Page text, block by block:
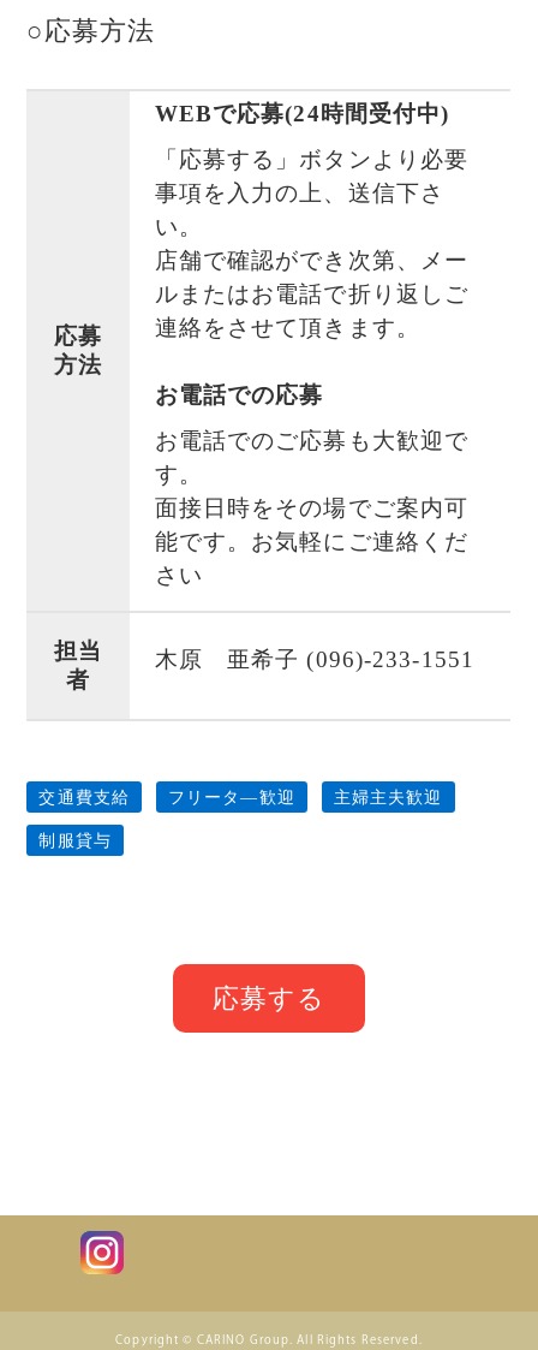
○応募方法
応募
方法
WEBで応募(24時間受付中)
「応募する」ボタンより必要
事項を入力の上、送信下さ
い。
店舗で確認ができ次第、メー
ルまたはお電話で折り返しご
連絡をさせて頂きます。
お電話での応募
お電話でのご応募も大歓迎で
す。
面接日時をその場でご案内可
能です。お気軽にご連絡くだ
さい
担当
者
木原 亜希子 (096)-233-1551
交通費支給 フリータ―歓迎 主婦主夫歓迎
制服貸与
応募する
Copyright © CARINO Group. All Rights Reserved.